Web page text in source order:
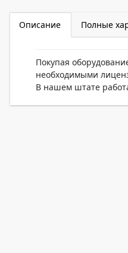
Описание Полные
Покупая
необходимыми
В нашем штате